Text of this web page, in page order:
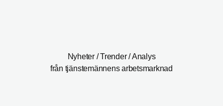
Nyheter / Trender / Analys
från tjänstemännens arbetsmarknad